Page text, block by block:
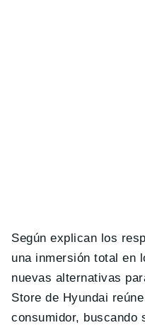
Según explican los
una inmersión total en
nuevas alternativas
Store de Hyundai
consumidor, buscando